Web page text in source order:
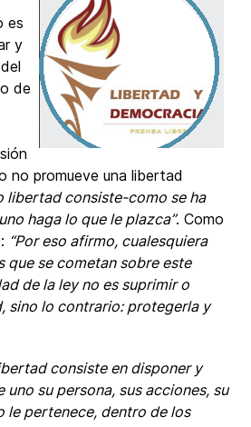
es
y
de
no promueve una libertad
libertad consiste-como se ha
haga lo que le plazca”. Como
“Por eso afirmo, cualesquiera
que se cometan sobre este
de la ley no es suprimir o
sino lo contrario: protegerla y
consiste en disponer y
su persona, sus acciones, su
le pertenece, dentro de los